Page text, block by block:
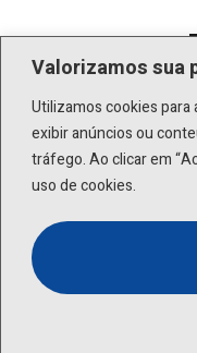
Valorizamos sua
Utilizamos cookies para
exibir anúncios ou
tráfego. Ao clicar em
uso de cookies.
Rua Scuvero,
01527-000
(11) 3277-8522